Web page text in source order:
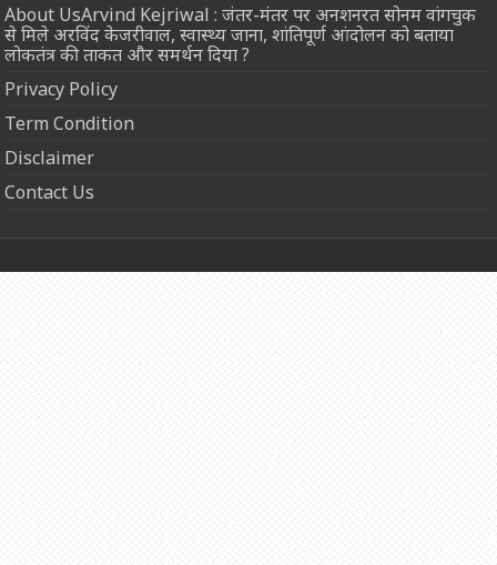
About UsArvind Kejriwal : जंतर-मंतर पर अनशनरत सोनम वांगचुक
से मिले अरविंद केजरीवाल, स्वास्थ्य जाना, शांतिपूर्ण आंदोलन को बताया
लोकतंत्र की ताकत और समर्थन दिया ?
Privacy Policy
Term Condition
Disclaimer
Contact Us